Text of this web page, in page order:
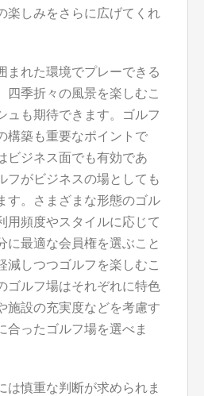
楽しみをさらに広げてくれ
まれた環境でプレーできる
四季折々の風景を楽しむこ
ュも期待できます。ゴルフ
構築も重要なポイントで
ビジネス面でも有効であ
フがビジネスの場としても
す。さまざまな形態のゴル
用頻度やスタイルに応じて
に最適な会員権を選ぶこと
減しつつゴルフを楽しむこ
ゴルフ場はそれぞれに特色
施設の充実度などを考慮す
合ったゴルフ場を選べま
は慎重な判断が求められま